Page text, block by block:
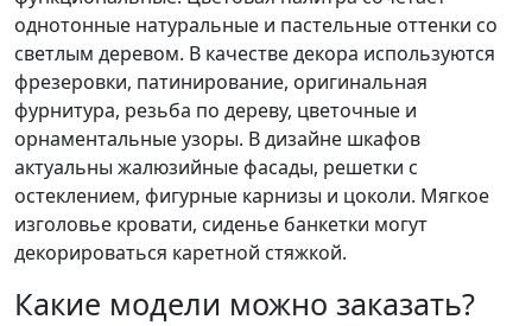
однотонные натуральные и пастельные оттенки со
светлым деревом. В качестве декора используются
фрезеровки, патинирование, оригинальная
фурнитура, резьба по дереву, цветочные и
орнаментальные узоры. В дизайне шкафов
актуальны жалюзийные фасады, решетки с
остеклением, фигурные карнизы и цоколи. Мягкое
изголовье кровати, сиденье банкетки могут
декорироваться каретной стяжкой.
Какие модели можно заказать?